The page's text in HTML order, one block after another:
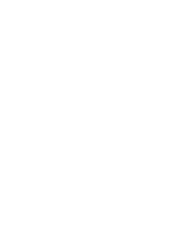
دارای
ماهواره‌ای، چای‌ساز و میز
باغ برای استراحت و آرامش